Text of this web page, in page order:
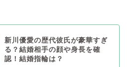
新川優愛の歴代彼氏が豪華すぎ
る？結婚相手の顔や身長を確
認！結婚指輪は？